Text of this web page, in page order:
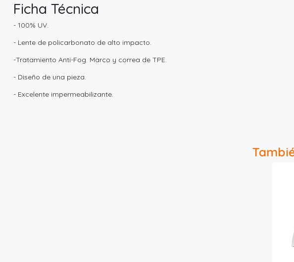
Ficha Técnica
- 100% UV.
- Lente de policarbonato de alto impacto.
-Tratamiento Anti-Fog. Marco y correa de TPE.
- Diseño de una pieza.
- Excelente impermeabilizante.